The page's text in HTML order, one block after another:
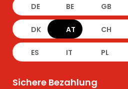
DE BE GB
DK AT CH
ES IT PL
Sichere Bezahlung